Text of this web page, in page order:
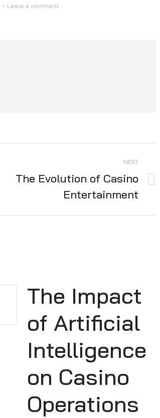
Leave a comment
NEXT
The Evolution of Casino
Entertainment
The Impact
of Artificial
Intelligence
on Casino
Operations